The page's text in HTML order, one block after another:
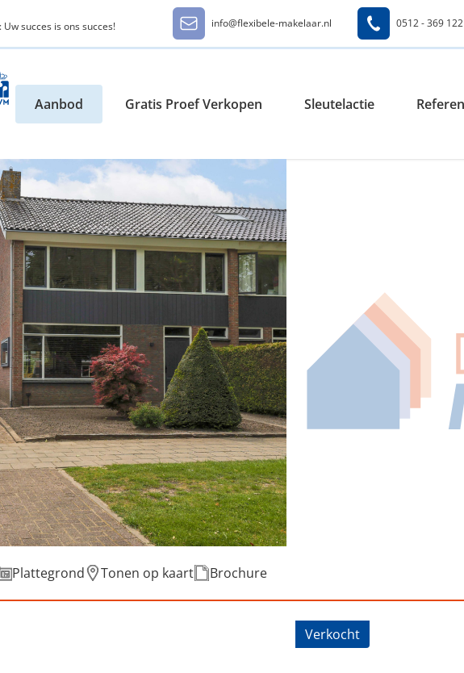
succes is ons succes! info@flexibele-makelaar.nl 0512 - 369 122
Aanbod Gratis Proef Verkopen Sleutelactie
Plattegrond Tonen op kaart Brochure
strjitte 11, Kootstertille
Verkocht